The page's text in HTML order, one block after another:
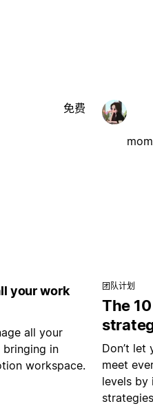
免费
your work
all your
in
workspace.
团队计划
The
Don’t let
meet
levels by